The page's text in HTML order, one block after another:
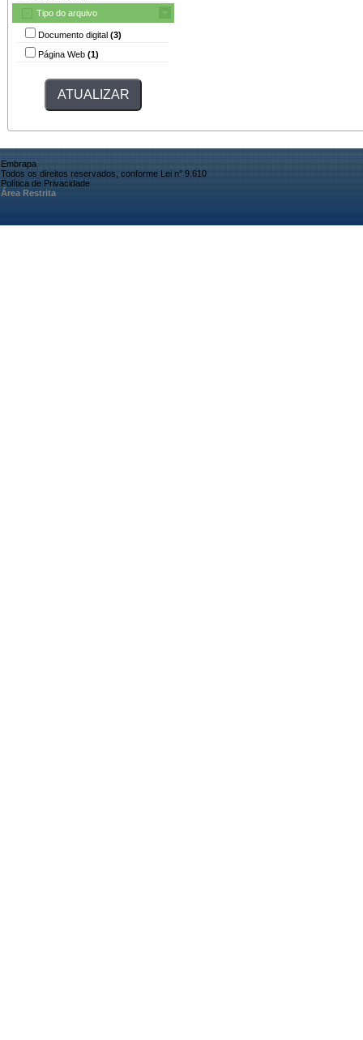
Tipo do arquivo
Documento digital (3)
Página Web (1)
Embrapa
Todos os direitos reservados, conforme Lei n° 9.610
Política de Privacidade
Área Restrita